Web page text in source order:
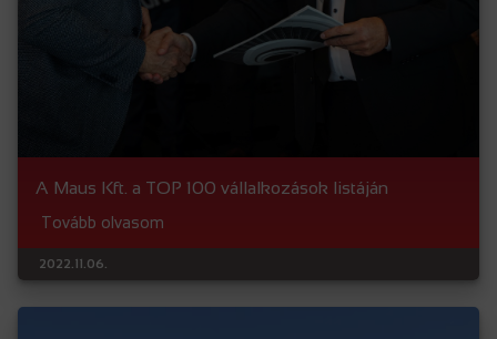
A Maus Kft. a TOP 100 vállalkozások listáján
Tovább olvasom
2022.11.06.